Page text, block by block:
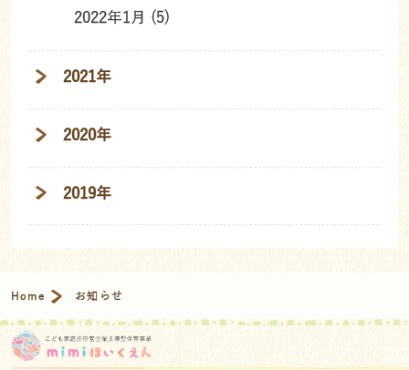
2022年1月 (5)
2021年
2020年
2019年
Home お知らせ